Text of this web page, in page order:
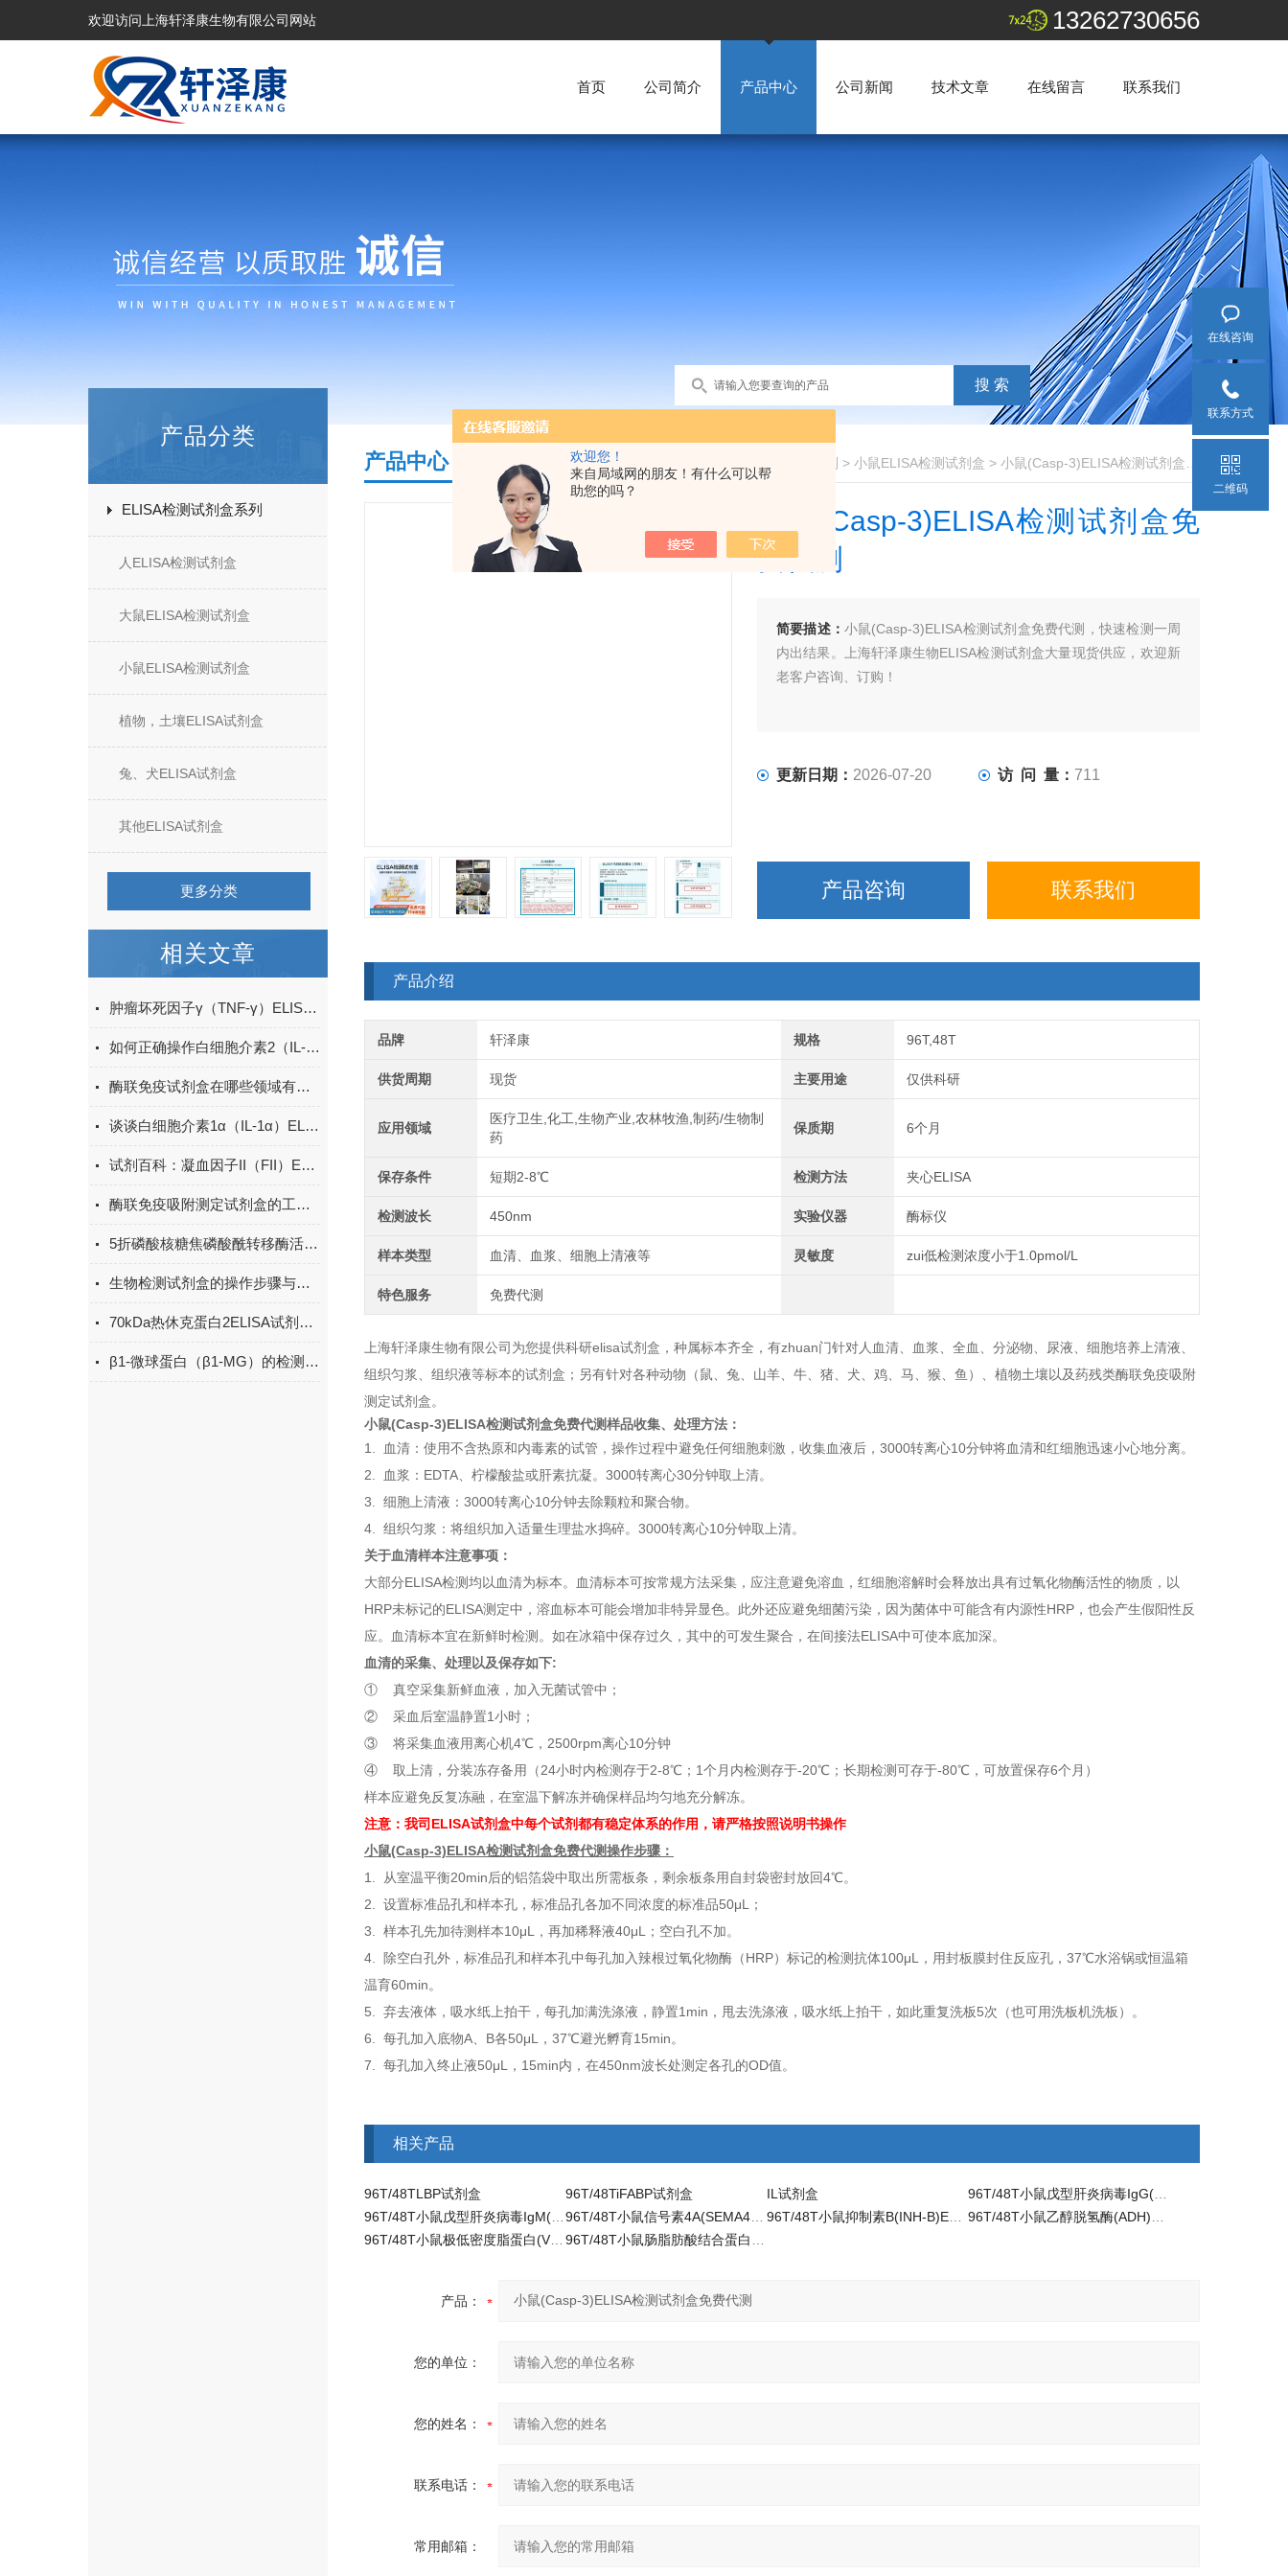
欢迎您！
来自局域网的朋友！有什么可以帮
助您的吗？
欢迎访问上海轩泽康生物有限公司网站 13262730656
首页 公司简介 产品中心 公司新闻 技术文章 在线留言 联系我们
产品分类
ELISA检测试剂盒系列
人ELISA检测试剂盒
大鼠ELISA检测试剂盒
小鼠ELISA检测试剂盒
植物，土壤ELISA试剂盒
兔、犬ELISA试剂盒
其他ELISA试剂盒
更多分类
相关文章
肿瘤坏死因子γ（TNF-γ）ELISA试剂盒的工作原理
如何正确操作白细胞介素2（IL-2）ELISA试剂盒？
酶联免疫试剂盒在哪些领域有广泛应用？
谈谈白细胞介素1α（IL-1α）ELISA试剂盒的操作步骤
试剂百科：凝血因子II（FII）ELISA试剂盒用途、特点、操作注意事项
酶联免疫吸附测定试剂盒的工作原理与应用
5折磷酸核糖焦磷酸酰转移酶活性检测试剂盒
生物检测试剂盒的操作步骤与实验注意事项
70kDa热休克蛋白2ELISA试剂盒课题研究讨论操作法
β1-微球蛋白（β1-MG）的检测方法有哪些？
您的位置：首页 > 小鼠ELISA检测试剂盒 > 小鼠(Casp-3)ELISA检测试剂盒免费代测
产品中心
小鼠(Casp-3)ELISA检测试剂盒免
费代测
简要描述： 小鼠(Casp-3)ELISA检测试剂盒免费代测，快速检测一周
内出结果。上海轩泽康生物ELISA检测试剂盒大量现货供应，欢迎新
老客户咨询、订购！
更新日期： 2026-07-20 访 问 量： 711
产品咨询 联系我们
产品介绍
品牌 轩泽康 规格 96T,48T
供货周期 现货 主要用途 仅供科研
应用领域
医疗卫生,化工,生物产业,农林牧渔,制药/生物制
药
保质期 6个月
保存条件 短期2-8℃ 检测方法 夹心ELISA
检测波长 450nm 实验仪器 酶标仪
样本类型 血清、血浆、细胞上清液等 灵敏度 zui低检测浓度小于1.0pmol/L
特色服务 免费代测
上海轩泽康生物有限公司为您提供科研elisa试剂盒，种属标本齐全，有zhuan门针对人血清、血浆、全血、分泌物、尿液、细胞培养上清液、
组织匀浆、组织液等标本的试剂盒；另有针对各种动物（鼠、兔、山羊、牛、猪、犬、鸡、马、猴、鱼）、植物土壤以及药残类酶联免疫吸附
测定试剂盒。
小鼠(Casp-3)ELISA检测试剂盒免费代测样品收集、处理方法：
1.
血清：使用不含热原和内毒素的试管，操作过程中避免任何细胞刺激，收集血液后， 3000转离心10分钟将血清和红细胞迅速小心地分离。
2.
血浆： EDTA 、柠檬酸盐或肝素抗凝。 3000转离心30分钟取上清。
3.
细胞上清液： 3000转离心10分钟去除颗粒和聚合物。
4.
组织匀浆：将组织加入适量生理盐水捣碎。 3000转离心10分钟取上清。
关于血清样本注意事项：
大部分ELISA检测均以血清为标本。血清标本可按常规方法采集，应注意避免溶血，红细胞溶解时会释放出具有过氧化物酶活性的物质，以
HRP未标记的ELISA测定中，溶血标本可能会增加非特异显色。此外还应避免细菌污染，因为菌体中可能含有内源性HRP ，也会产生假阳性反
应。血清标本宜在新鲜时检测。如在冰箱中保存过久，其中的可发生聚合，在间接法ELISA中可使本底加深。
血清的采集、处理以及保存如下:
① 真空采集新鲜血液，加入无菌试管中；
② 采血后室温静置1小时；
③ 将采集血液用离心机4℃，2500rpm离心10分钟
④ 取上清，分装冻存备用（24小时内检测存于2-8℃；1个月内检测存于-20℃；长期检测可存于-80℃，可放置保存6个月）
样本应避免反复冻融，在室温下解冻并确保样品均匀地充分解冻。
注意：我司 ELISA试剂盒中每个试剂都有稳定体系的作用，请严格按照说明书操作
小鼠(Casp-3)ELISA检测试剂盒免费代测操作步骤：
1.
从室温平衡20min后的铝箔袋中取出所需板条，剩余板条用自封袋密封放回4℃。
2.
设置标准品孔和样本孔，标准品孔各加不同浓度的标准品50μL
；
3.
样本孔先加待测样本10μL ，再加稀释液40μL
；空白孔不加。
4.
除空白孔外，标准品孔和样本孔中每孔加入辣根过氧化物酶（HRP）标记的检测抗体100μL ，用封板膜封住反应孔， 37℃水浴锅或恒温箱
温育60min。
5.
弃去液体，吸水纸上拍干，每孔加满洗涤液，静置1min ，甩去洗涤液，吸水纸上拍干，如此重复洗板5次（也可用洗板机洗板）。
6.
每孔加入底物A B各50μL ， 37℃避光孵育15min。
7.
每孔加入终止液50μL ， 15min内，在450nm波长处测定各孔的OD值。
相关产品
96T/48TLBP试剂盒 96T/48TiFABP试剂盒 IL试剂盒
产品：
您的单位：
您的姓名：
联系电话：
常用邮箱：
在线咨询
联系方式
二维码